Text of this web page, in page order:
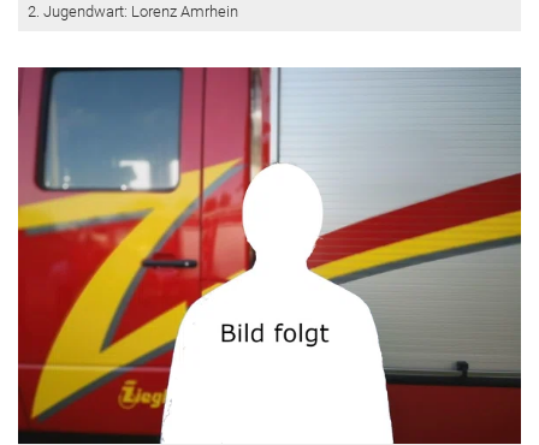
2. Jugendwart: Lorenz Amrhein